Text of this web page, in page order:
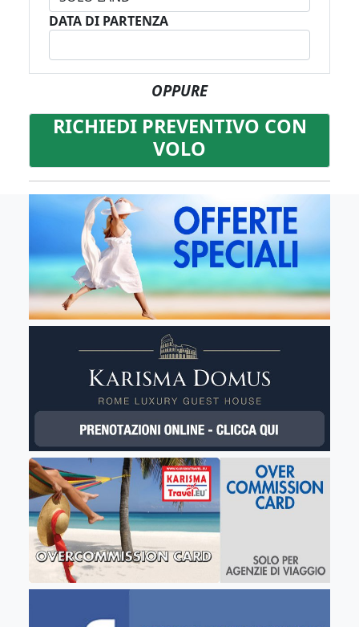
DATA DI PARTENZA
OPPURE
RICHIEDI PREVENTIVO CON
VOLO